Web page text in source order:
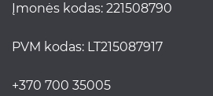
Įmonės kodas: 221508790
PVM kodas: LT215087917
+370 700 35005